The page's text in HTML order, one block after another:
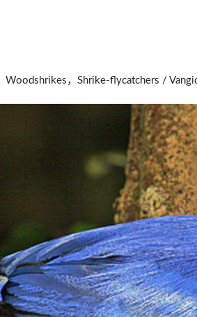
，Shrike-flycatchers /